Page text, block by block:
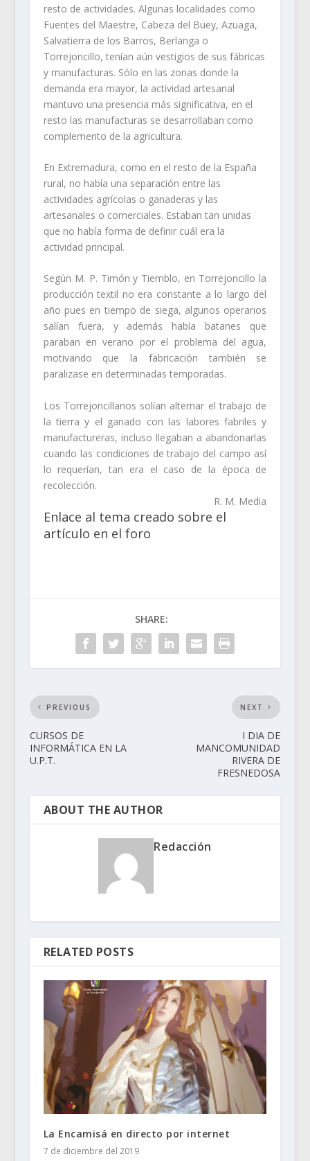
resto de actividades. Algunas localidades como
Fuentes del Maestre, Cabeza del Buey, Azuaga,
Salvatierra de los Barros, Berlanga o
Torrejoncillo, tenían aún vestigios de sus fábricas
y manufacturas. Sólo en las zonas donde la
demanda era mayor, la actividad artesanal
mantuvo una presencia más significativa, en el
resto las manufacturas se desarrollaban como
complemento de la agricultura.
En Extremadura, como en el resto de la España
rural, no había una separación entre las
actividades agrícolas o ganaderas y las
artesanales o comerciales. Estaban tan unidas
que no había forma de definir cuál era la
actividad principal.
Según M. P. Timón y Tiemblo, en Torrejoncillo la
producción textil no era constante a lo largo del
año pues en tiempo de siega, algunos operarios
salían fuera, y además había batanes que
paraban en verano por el problema del agua,
motivando que la fabricación también se
paralizase en determinadas temporadas.
Los Torrejoncillanos solían alternar el trabajo de
la tierra y el ganado con las labores fabriles y
manufactureras, incluso llegaban a abandonarlas
cuando las condiciones de trabajo del campo así
lo requerían, tan era el caso de la época de
recolección.
R. M. Media
Enlace al tema creado sobre el
artículo en el foro
SHARE:
PREVIOUS
CURSOS DE
INFORMÁTICA EN LA
U.P.T.
NEXT
I DIA DE
MANCOMUNIDAD
RIVERA DE
FRESNEDOSA
ABOUT THE AUTHOR
Redacción
RELATED POSTS
La Encamisá en directo por internet
7 de diciembre del 2019